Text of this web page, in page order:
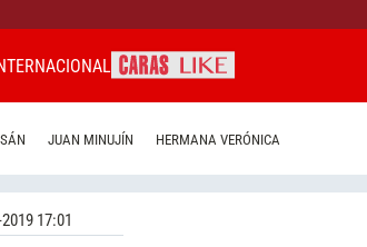
JUAN MINUJÍN HERMANA VERÓNICA
17:01